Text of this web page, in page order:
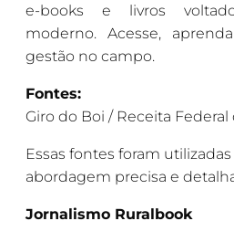
e-books e livros
moderno. Acesse,
gestão no campo.
Fontes:
Giro do Boi / Receita Federal
Essas fontes foram
abordagem precisa e
Jornalismo Ruralbook